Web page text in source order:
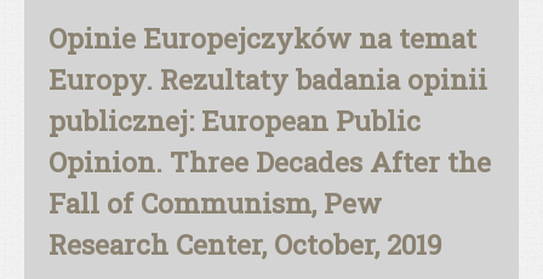
Opinie Europejczyków na temat
Europy. Rezultaty badania opinii
publicznej: European Public
Opinion. Three Decades After the
Fall of Communism, Pew
Research Center, October, 2019